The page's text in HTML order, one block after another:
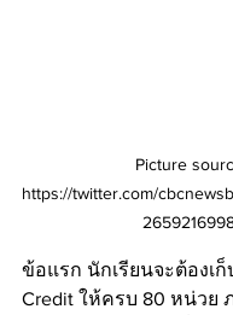
Picture
https://twitter.com/
ข้อแรก นักเรียนจะต้องเ
Credit ให้ครบ 80 หน่วย